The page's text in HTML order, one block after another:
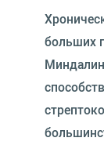
больших